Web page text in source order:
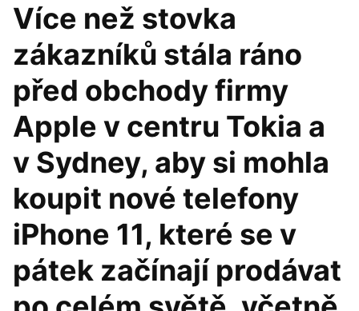
Více než stovka
zákazníků stála ráno
před obchody firmy
Apple v centru Tokia a
v Sydney, aby si mohla
koupit nové telefony
iPhone 11, které se v
pátek začínají prodávat